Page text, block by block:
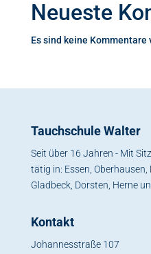
Neueste
Es sind keine Kommentare
Tauchschule Walter
Seit über 16 Jahren - Mit
tätig in: Essen, Oberhausen,
Gladbeck, Dorsten, Herne
Kontakt
Johannesstraße 107